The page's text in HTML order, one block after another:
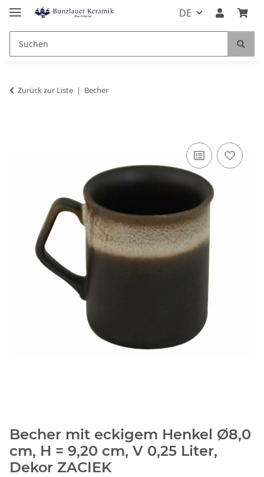
DE
Zurück zur Liste Becher
Becher mit eckigem Henkel Ø8,0
cm, H = 9,20 cm, V 0,25 Liter,
Dekor ZACIEK